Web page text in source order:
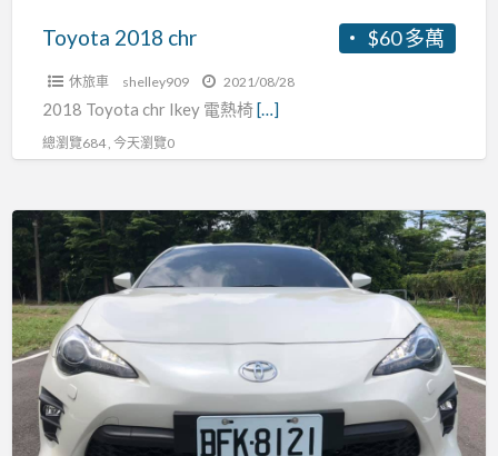
$60 多萬
Toyota 2018 chr
休旅車 shelley909 2021/08/28
2018 Toyota chr Ikey 電熱椅[…]
總瀏覽684 , 今天瀏覽0
Toyota
2020
ft
86